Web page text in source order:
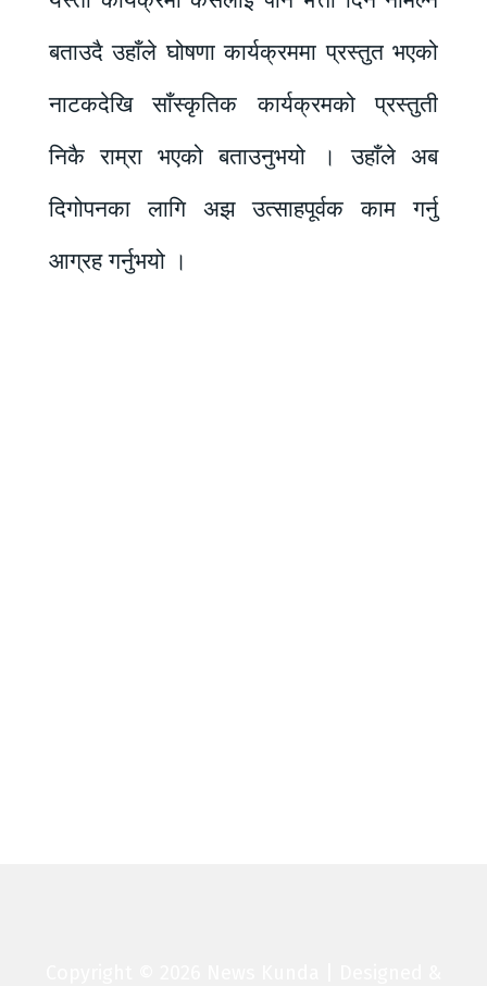
बताउदै उहाँले घोषणा कार्यक्रममा प्रस्तुत भएको
नाटकदेखि साँस्कृतिक कार्यक्रमको प्रस्तुती
निकै राम्रा भएको बताउनुभयो । उहाँले अब
दिगोपनका लागि अझ उत्साहपूर्वक काम गर्नु
आग्रह गर्नुभयो ।